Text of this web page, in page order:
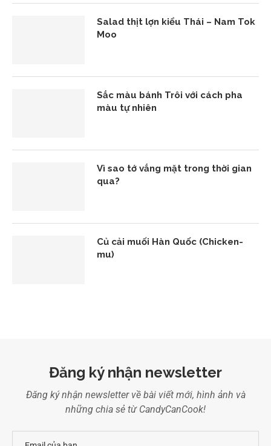
Salad thịt lợn kiểu Thái – Nam Tok
Moo
Sắc màu bánh Trôi với cách pha
màu tự nhiên
Vì sao tớ vắng mặt trong thời gian
qua?
Củ cải muối Hàn Quốc (Chicken-
mu)
Đăng ký nhận newsletter
Đăng ký nhận newsletter về bài viết mới, hình ảnh và
những chia sẻ từ CandyCanCook!